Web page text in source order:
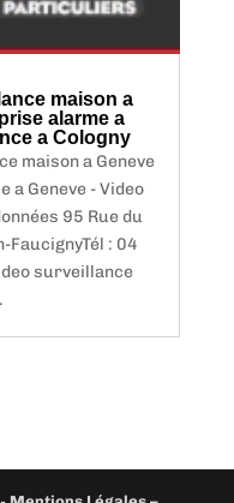
maison a
alarme a
a Cologny
maison a Geneve
Geneve - Video
95 Rue du
FaucignyTél : 04
surveillance